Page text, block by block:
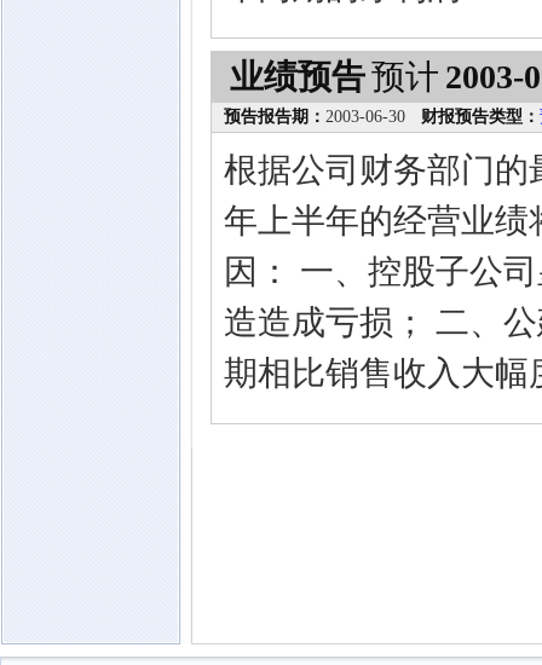
业绩预告预计 2003-
预告报告期： 2003-06-30 财报预告类型：
根据公司财务部门的
年上半年的经营业
因： 一、控股子公
造造成亏损； 二、
期相比销售收入大幅